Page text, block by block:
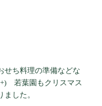
せち料理の準備などな
若葉園もクリスマス
した。